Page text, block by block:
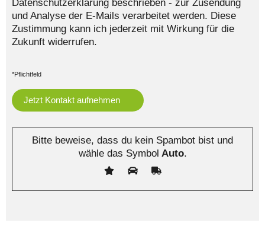
Datenschutzerklärung beschrieben - zur Zusendung
und Analyse der E-Mails verarbeitet werden. Diese
Zustimmung kann ich jederzeit mit Wirkung für die
Zukunft widerrufen.
*Pflichtfeld
Bitte beweise, dass du kein Spambot bist und
wähle das Symbol Auto.